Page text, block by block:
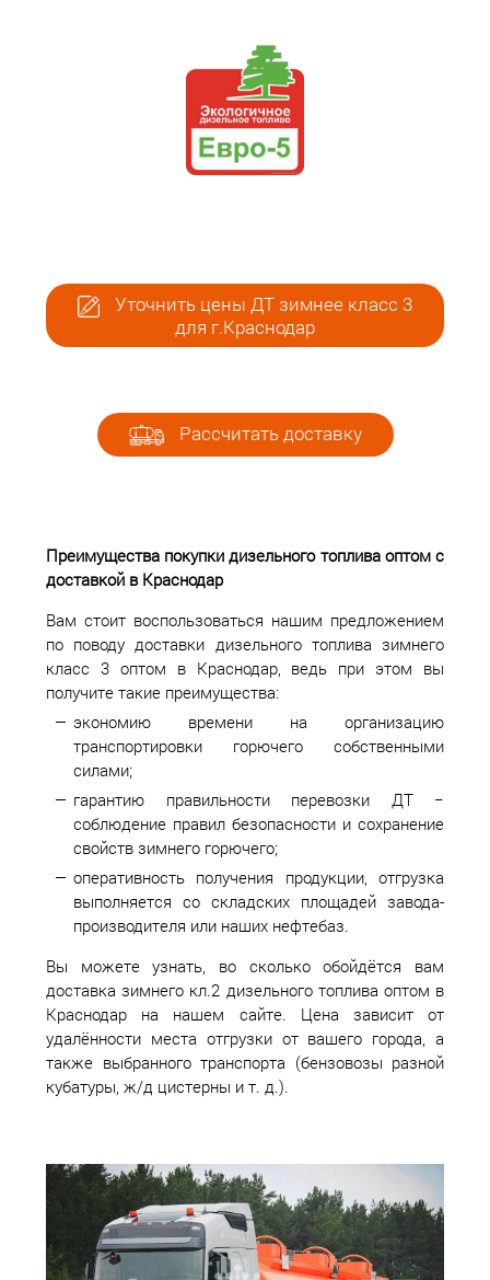
Уточнить цены ДТ зимнее класс 3
для г.Краснодар
Рассчитать доставку
Преимущества покупки дизельного топлива оптом с
доставкой в Краснодар
Вам стоит воспользоваться нашим предложением
по поводу доставки дизельного топлива зимнего
класс 3 оптом в Краснодар, ведь при этом вы
получите такие преимущества:
экономию времени на организацию
транспортировки горючего собственными
силами;
гарантию правильности перевозки ДТ −
соблюдение правил безопасности и сохранение
свойств зимнего горючего;
оперативность получения продукции, отгрузка
выполняется со складских площадей завода-
производителя или наших нефтебаз.
Вы можете узнать, во сколько обойдётся вам
доставка зимнего кл.2 дизельного топлива оптом в
Краснодар на нашем сайте. Цена зависит от
удалённости места отгрузки от вашего города, а
также выбранного транспорта (бензовозы разной
кубатуры, ж/д цистерны и т. д.).